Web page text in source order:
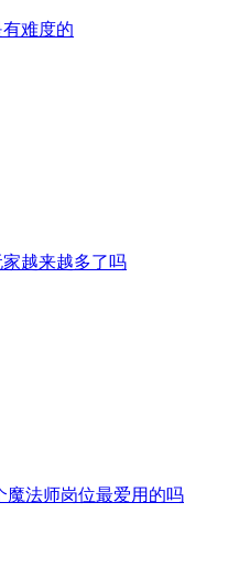
难度的
越来越多了吗
魔法师岗位最爱用的吗